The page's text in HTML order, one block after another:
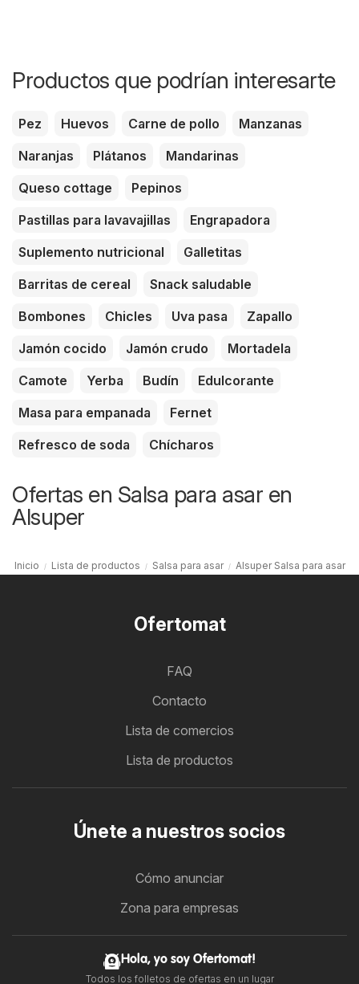
Productos que podrían interesarte
Pez Huevos Carne de pollo
Manzanas
Naranjas
Plátanos
Mandarinas
Queso cottage
Pepinos
Pastillas para lavavajillas
Engrapadora
Suplemento nutricional
Galletitas
Barritas de cereal
Snack saludable
Bombones
Chicles Uva pasa
Zapallo
Jamón cocido
Jamón crudo
Mortadela
Camote
Yerba Budín
Edulcorante
Masa para empanada
Fernet
Refresco de soda
Chícharos
Ofertas en Salsa para asar en
Alsuper
Inicio Lista de productos Salsa para asar Alsuper Salsa para asar
Ofertomat
FAQ
Contacto
Lista de comercios
Lista de productos
Únete a nuestros socios
Cómo anunciar
Zona para empresas
Hola, yo soy Ofertomat!
Todos los folletos de ofertas en un lugar